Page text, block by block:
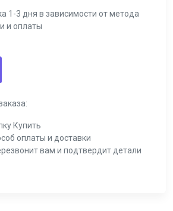
1-3 дня в зависимости от метода
и оплаты
Купить
оплаты и доставки
вам и подтвердит детали